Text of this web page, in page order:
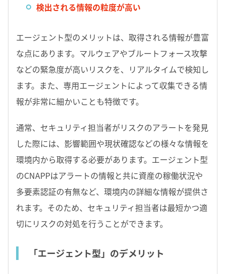
検出される情報の粒度が高い
エージェント型のメリットは、取得される情報が豊富
な点にあります。マルウェアやブルートフォース攻撃
などの緊急度が高いリスクを、リアルタイムで検知し
ます。また、専用エージェントによって収集できる情
報が非常に細かいことも特徴です。
通常、セキュリティ担当者がリスクのアラートを発見
した際には、影響範囲や現状確認などの様々な情報を
環境内から取得する必要があります。エージェント型
のCNAPPはアラートの情報と共に資産の稼働状況や
多要素認証の有無など、環境内の詳細な情報が提供さ
れます。そのため、セキュリティ担当者は最短かつ適
切にリスクの対処を行うことができます。
「エージェント型」のデメリット